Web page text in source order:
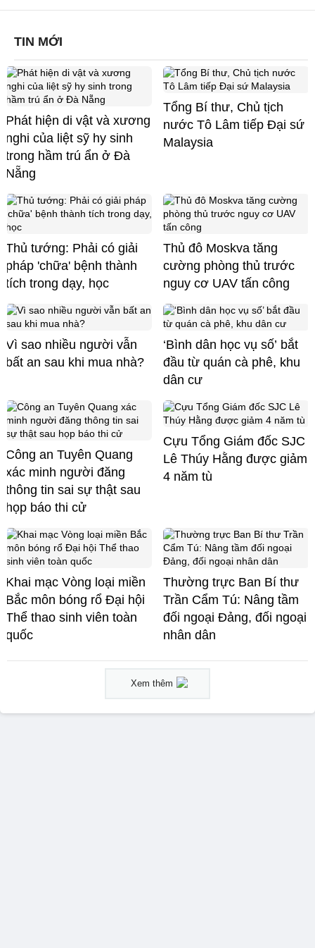
TIN MỚI
Phát hiện di vật và xương
nghi của liệt sỹ hy sinh
trong hầm trú ẩn ở Đà
Nẵng
Tổng Bí thư, Chủ tịch
nước Tô Lâm tiếp Đại sứ
Malaysia
Thủ tướng: Phải có giải
pháp 'chữa' bệnh thành
tích trong dạy, học
Thủ đô Moskva tăng
cường phòng thủ trước
nguy cơ UAV tấn công
Vì sao nhiều người vẫn
bất an sau khi mua nhà?
‘Bình dân học vụ số’ bắt
đầu từ quán cà phê, khu
dân cư
Công an Tuyên Quang
xác minh người đăng
thông tin sai sự thật sau
họp báo thi cử
Cựu Tổng Giám đốc SJC
Lê Thúy Hằng được giảm
4 năm tù
Khai mạc Vòng loại miền
Bắc môn bóng rổ Đại hội
Thể thao sinh viên toàn
quốc
Thường trực Ban Bí thư
Trần Cẩm Tú: Nâng tầm
đối ngoại Đảng, đối ngoại
nhân dân
Xem thêm